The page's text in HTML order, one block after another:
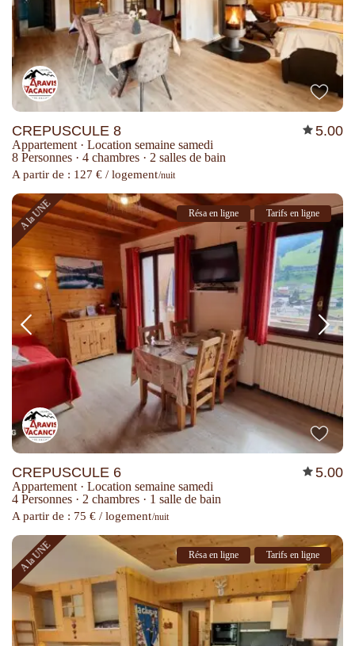
CREPUSCULE 8 5.00
Appartement · Location semaine samedi
8 Personnes · 4 chambres · 2 salles de bain
A partir de : 127 € / logement/nuit
A la UNE Résa en ligne Tarifs en ligne
CREPUSCULE 6 5.00
Appartement · Location semaine samedi
4 Personnes · 2 chambres · 1 salle de bain
A partir de : 75 € / logement/nuit
A la UNE Résa en ligne Tarifs en ligne